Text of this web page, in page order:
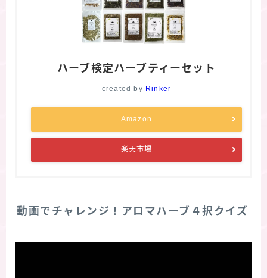
ハーブ検定ハーブティーセット
created by Rinker
Amazon
楽天市場
動画でチャレンジ！アロマハーブ４択クイズ